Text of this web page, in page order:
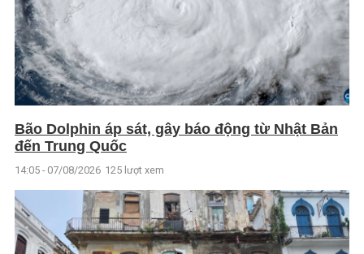
Bão Dolphin áp sát, gây báo động từ Nhật Bản
đến Trung Quốc
14:05 - 07/08/2026 125 lượt xem